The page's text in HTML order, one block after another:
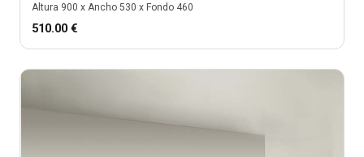
Altura 900 x Ancho 530 x Fondo 460
510.00 €